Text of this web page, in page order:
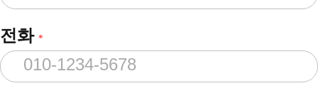
전화 *